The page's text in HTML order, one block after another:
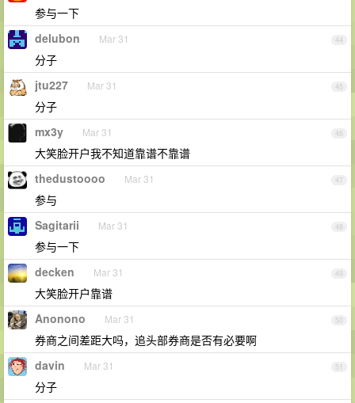
参与一下
44
delubon Mar 31
分子
45
jtu227 Mar 31
分子
46
mx3y Mar 31
大笑脸开户我不知道靠谱不靠谱
47
thedustoooo Mar 31
参与
48
Sagitarii Mar 31
参与一下
49
decken Mar 31
大笑脸开户靠谱
50
Anonono Mar 31
券商之间差距大吗，追头部券商是否有必要啊
51
davin Mar 31
分子